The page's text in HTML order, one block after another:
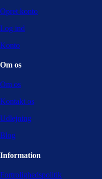
Opret konto
Log ind
Konto
Om os
Om os
Kontakt os
Udlejning
Blog
Information
Fortrolighedspolitik